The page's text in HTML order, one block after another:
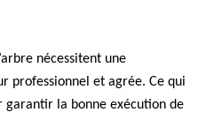
nécessitent une
professionnel et agrée. Ce qui
garantir la bonne exécution de